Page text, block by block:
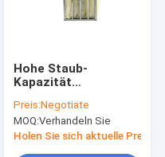
Hohe Staub-
Kapazität
Beutelfilter für
zentrale Klimaanlage
Preis:Negotiate
MOQ:Verhandeln Sie
Holen Sie sich aktuelle Preis